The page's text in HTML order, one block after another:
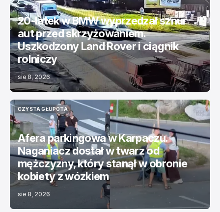
20-latek w BMW wyprzedzał sznur
aut przed skrzyżowaniem.
Uszkodzony Land Rover i ciągnik
rolniczy
sie 8, 2026
CZYSTA GŁUPOTA
CZYSTA GŁUPOTA
Afera parkingowa w Karpaczu.
Naganiacz dostał w twarz od
mężczyzny, który stanął w obronie
kobiety z wózkiem
sie 8, 2026